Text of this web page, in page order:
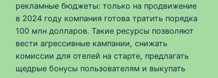
рекламные бюджеты: только на продвижение
в 2024 году компания готова тратить порядка
100 млн долларов. Такие ресурсы позволяют
вести агрессивные кампании, снижать
комиссии для отелей на старте, предлагать
щедрые бонусы пользователям и выкупать